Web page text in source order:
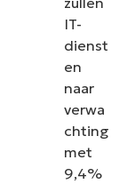
IT-
dienst
en
naar
verwa
chting
met
9,4%